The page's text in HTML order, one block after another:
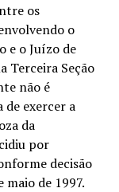
os
o
e o Juízo de
Terceira Seção
não é
exercer a
da
por
decisão
maio de 1997.